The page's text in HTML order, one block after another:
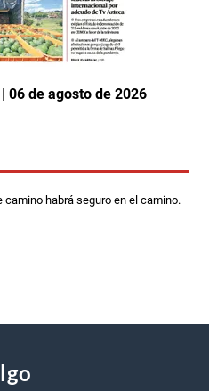
06 de agosto de 2026
camino habrá seguro en el camino.